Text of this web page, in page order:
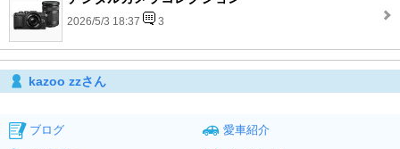
2026/5/3 18:37 3
kazoo zzさん
ブログ
愛車紹介